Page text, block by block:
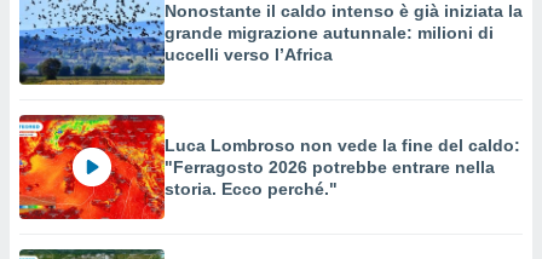
Nonostante il caldo intenso è già iniziata la
grande migrazione autunnale: milioni di
uccelli verso l’Africa
Luca Lombroso non vede la fine del caldo:
"Ferragosto 2026 potrebbe entrare nella
storia. Ecco perché."